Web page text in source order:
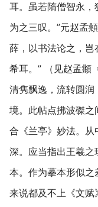
耳。虽若隋僧智永
为之三叹。”元赵孟
薛，以书法论之，
希耳。” （见赵孟頫
清隽飘逸，流转圆
境。此帖点拂波磔
合《兰亭》妙法。
深。应当指出王羲
本。作为摹本形似
来说都及不上《文赋